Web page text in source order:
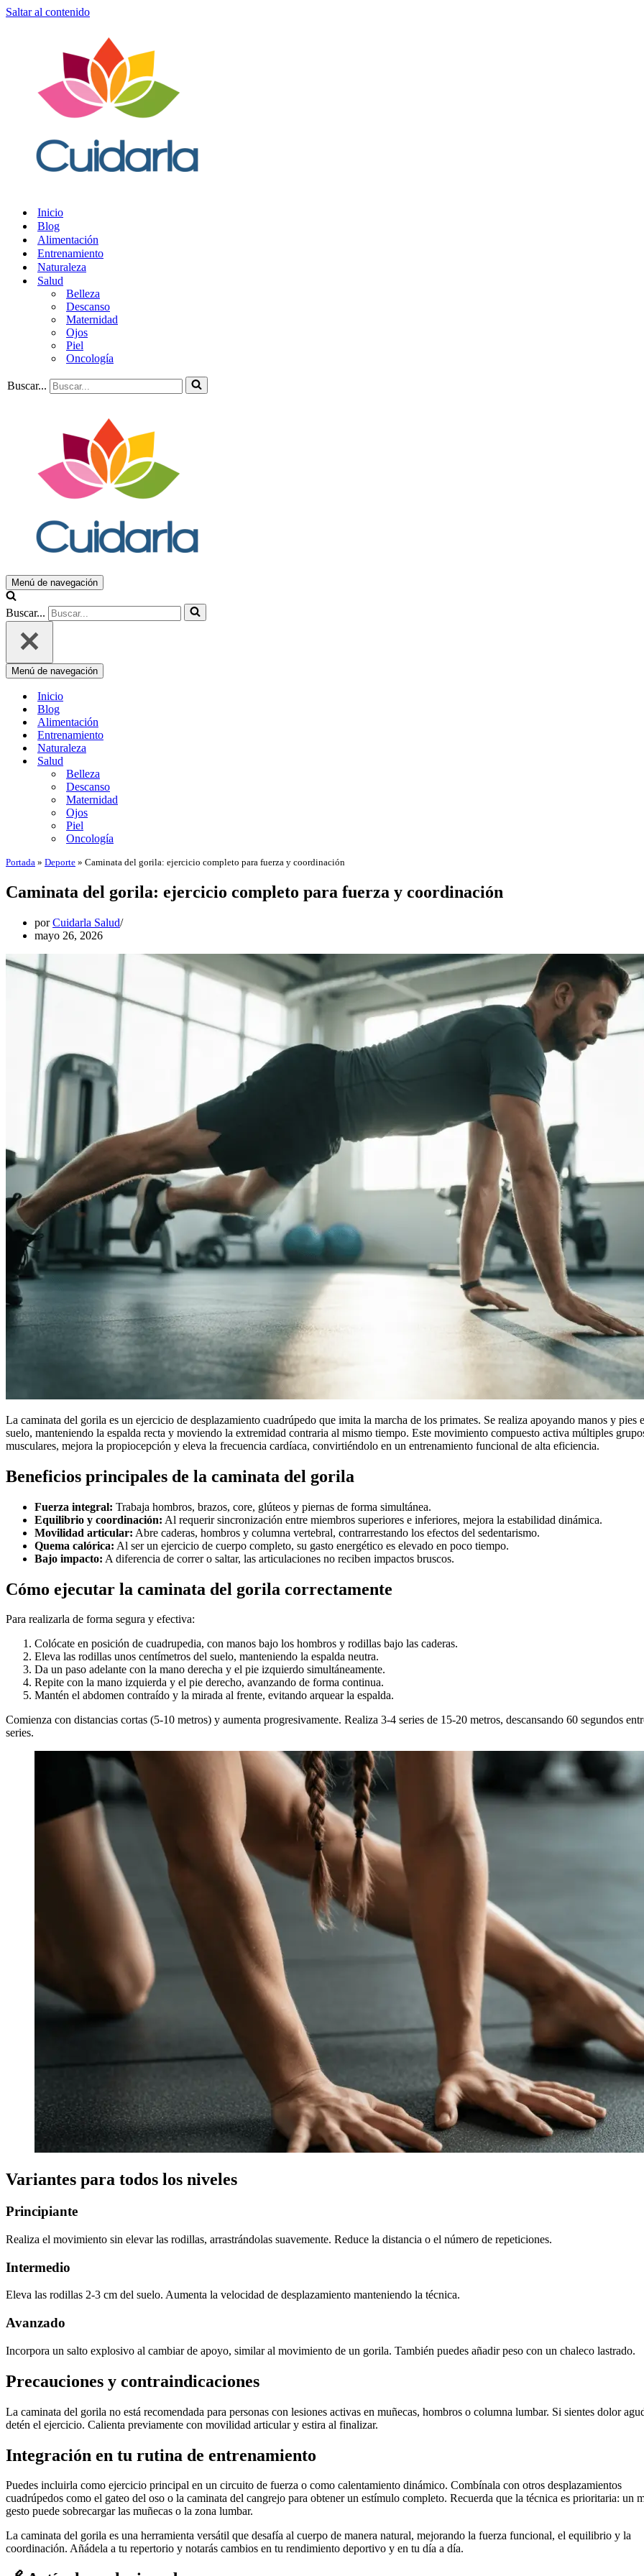
Saltar al contenido
Inicio
Blog
Alimentación
Entrenamiento
Naturaleza
Salud
Belleza
Descanso
Maternidad
Ojos
Piel
Oncología
Buscar...
Menú de navegación
Buscar...
Menú de navegación
Inicio
Blog
Alimentación
Entrenamiento
Naturaleza
Salud
Belleza
Descanso
Maternidad
Ojos
Piel
Oncología
Portada » Deporte » Caminata del gorila: ejercicio completo para fuerza y coordinación
Caminata del gorila: ejercicio completo para fuerza y coordinación
porCuidarla Salud
mayo 26, 2026
La caminata del gorila es un ejercicio de desplazamiento cuadrúpedo que imita la marcha de los primates. Se realiza apoyando manos y pies
suelo, manteniendo la espalda recta y moviendo la extremidad contraria al mismo tiempo. Este movimiento compuesto activa múltiples
musculares, mejora la propiocepción y eleva la frecuencia cardíaca, convirtiéndolo en un entrenamiento funcional de alta eficiencia.
Beneficios principales de la caminata del gorila
Fuerza integral: Trabaja hombros, brazos, core, glúteos y piernas de forma simultánea.
Equilibrio y coordinación: Al requerir sincronización entre miembros superiores e inferiores, mejora la estabilidad dinámica.
Movilidad articular: Abre caderas, hombros y columna vertebral, contrarrestando los efectos del sedentarismo.
Quema calórica: Al ser un ejercicio de cuerpo completo, su gasto energético es elevado en poco tiempo.
Bajo impacto: A diferencia de correr o saltar, las articulaciones no reciben impactos bruscos.
Cómo ejecutar la caminata del gorila correctamente
Para realizarla de forma segura y efectiva:
Colócate en posición de cuadrupedia, con manos bajo los hombros y rodillas bajo las caderas.
Eleva las rodillas unos centímetros del suelo, manteniendo la espalda neutra.
Da un paso adelante con la mano derecha y el pie izquierdo simultáneamente.
Repite con la mano izquierda y el pie derecho, avanzando de forma continua.
Mantén el abdomen contraído y la mirada al frente, evitando arquear la espalda.
Comienza con distancias cortas (5-10 metros) y aumenta progresivamente. Realiza 3-4 series de 15-20 metros, descansando 60 segundos
series.
Variantes para todos los niveles
Principiante
Realiza el movimiento sin elevar las rodillas, arrastrándolas suavemente. Reduce la distancia o el número de repeticiones.
Intermedio
Eleva las rodillas 2-3 cm del suelo. Aumenta la velocidad de desplazamiento manteniendo la técnica.
Avanzado
Incorpora un salto explosivo al cambiar de apoyo, similar al movimiento de un gorila. También puedes añadir peso con un chaleco lastrado.
Precauciones y contraindicaciones
La caminata del gorila no está recomendada para personas con lesiones activas en muñecas, hombros o columna lumbar. Si sientes dolor
detén el ejercicio. Calienta previamente con movilidad articular y estira al finalizar.
Integración en tu rutina de entrenamiento
Puedes incluirla como ejercicio principal en un circuito de fuerza o como calentamiento dinámico. Combínala con otros desplazamientos
cuadrúpedos como el gateo del oso o la caminata del cangrejo para obtener un estímulo completo. Recuerda que la técnica es prioritaria: un
gesto puede sobrecargar las muñecas o la zona lumbar.
La caminata del gorila es una herramienta versátil que desafía al cuerpo de manera natural, mejorando la fuerza funcional, el equilibrio y la
coordinación. Añádela a tu repertorio y notarás cambios en tu rendimiento deportivo y en tu día a día.